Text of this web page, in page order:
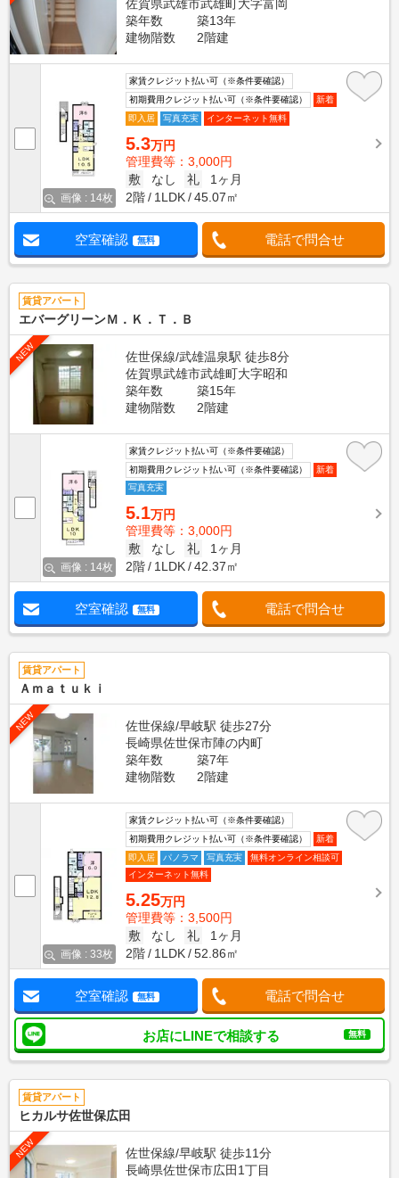
佐賀県武雄市武雄町大字富岡
築年数
築13年
建物階数
2階建
画像 : 14枚
家賃クレジット払い可（※条件要確認）
初期費用クレジット払い可（※条件要確認）
新着
即入居
写真充実 インターネット無料
5.3万円
管理費等：3,000円
敷
なし 礼
1ヶ月
2階
1LDK 45.07㎡
空室確認 無料 電話で問合せ
賃貸アパート
エバーグリーンＭ．Ｋ．Ｔ．Ｂ
NEW
佐世保線/武雄温泉駅 徒歩8分
佐賀県武雄市武雄町大字昭和
築年数
築15年
建物階数
2階建
画像 : 14枚
家賃クレジット払い可（※条件要確認）
初期費用クレジット払い可（※条件要確認）
新着
写真充実
5.1万円
管理費等：3,000円
敷
なし 礼
1ヶ月
2階
1LDK 42.37㎡
空室確認 無料 電話で問合せ
賃貸アパート
Ａｍａｔｕｋｉ
NEW
佐世保線/早岐駅 徒歩27分
長崎県佐世保市陣の内町
築年数
築7年
建物階数
2階建
画像 : 33枚
家賃クレジット払い可（※条件要確認）
初期費用クレジット払い可（※条件要確認）
新着
即入居
パノラマ 写真充実
無料オンライン相談可
インターネット無料
5.25万円
管理費等：3,500円
敷
なし 礼
1ヶ月
2階
1LDK 52.86㎡
空室確認 無料 電話で問合せ
お店にLINEで相談する 無料
賃貸アパート
ヒカルサ佐世保広田
NEW
佐世保線/早岐駅 徒歩11分
長崎県佐世保市広田1丁目